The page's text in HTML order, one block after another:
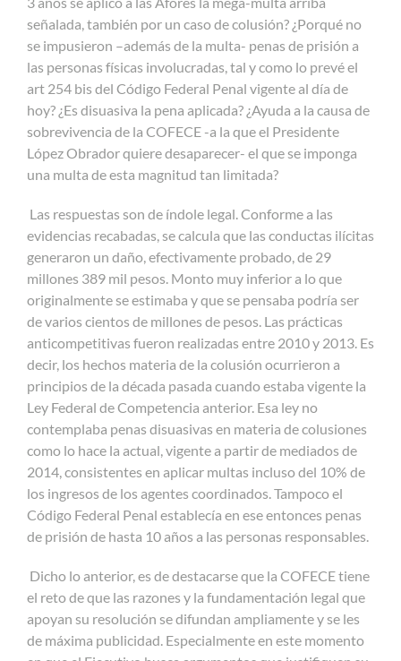
señalada, también por un caso de colusión? ¿Porqué no
se impusieron –además de la multa- penas de prisión a
las personas físicas involucradas, tal y como lo prevé el
art 254 bis del Código Federal Penal vigente al día de
hoy? ¿Es disuasiva la pena aplicada? ¿Ayuda a la causa de
sobrevivencia de la COFECE -a la que el Presidente
López Obrador quiere desaparecer- el que se imponga
una multa de esta magnitud tan limitada?
Las respuestas son de índole legal. Conforme a las
evidencias recabadas, se calcula que las conductas ilícitas
generaron un daño, efectivamente probado, de 29
millones 389 mil pesos. Monto muy inferior a lo que
originalmente se estimaba y que se pensaba podría ser
de varios cientos de millones de pesos. Las prácticas
anticompetitivas fueron realizadas entre 2010 y 2013. Es
decir, los hechos materia de la colusión ocurrieron a
principios de la década pasada cuando estaba vigente la
Ley Federal de Competencia anterior. Esa ley no
contemplaba penas disuasivas en materia de colusiones
como lo hace la actual, vigente a partir de mediados de
2014, consistentes en aplicar multas incluso del 10% de
los ingresos de los agentes coordinados. Tampoco el
Código Federal Penal establecía en ese entonces penas
de prisión de hasta 10 años a las personas responsables.
Dicho lo anterior, es de destacarse que la COFECE tiene
el reto de que las razones y la fundamentación legal que
apoyan su resolución se difundan ampliamente y se les
de máxima publicidad. Especialmente en este momento